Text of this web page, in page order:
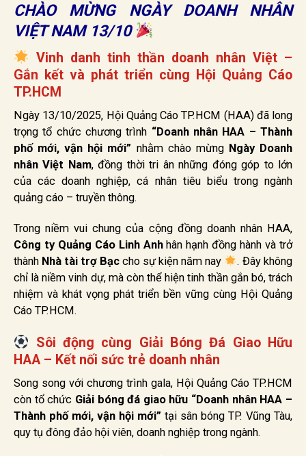
CHÀO MỪNG NGÀY DOANH NHÂN
VIỆT NAM 13/10
Vinh danh tinh thần doanh nhân Việt –
Gắn kết và phát triển cùng Hội Quảng Cáo
TP.HCM
Ngày 13/10/2025, Hội Quảng Cáo TP.HCM (HAA) đã long
trọng tổ chức chương trình “Doanh nhân HAA – Thành
phố mới, vận hội mới” nhằm chào mừng Ngày Doanh
nhân Việt Nam, đồng thời tri ân những đóng góp to lớn
của các doanh nghiệp, cá nhân tiêu biểu trong ngành
quảng cáo – truyền thông.
Trong niềm vui chung của cộng đồng doanh nhân HAA,
Công ty Quảng Cáo Linh Anhhân hạnh đồng hành và trở
thành Nhà tài trợ Bạc cho sự kiện năm nay
. Đây không
chỉ là niềm vinh dự, mà còn thể hiện tinh thần gắn bó, trách
nhiệm và khát vọng phát triển bền vững cùng Hội Quảng
Cáo TP.HCM.
Sôi động cùng Giải Bóng Đá Giao Hữu
HAA – Kết nối sức trẻ doanh nhân
Song song với chương trình gala, Hội Quảng Cáo TP.HCM
còn tổ chức Giải bóng đá giao hữu “Doanh nhân HAA –
Thành phố mới, vận hội mới” tại sân bóng TP. Vũng Tàu,
quy tụ đông đảo hội viên, doanh nghiệp trong ngành.